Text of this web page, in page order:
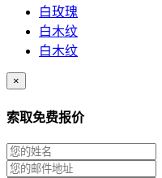
白玫瑰
白木纹
白木纹
×
索取免费报价